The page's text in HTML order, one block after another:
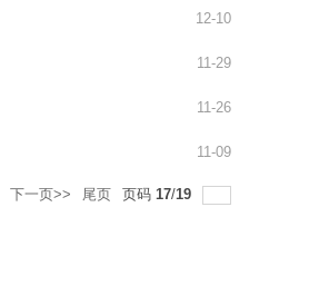
12-10
11-29
11-26
11-09
下一页>> 尾页 页码 17/19